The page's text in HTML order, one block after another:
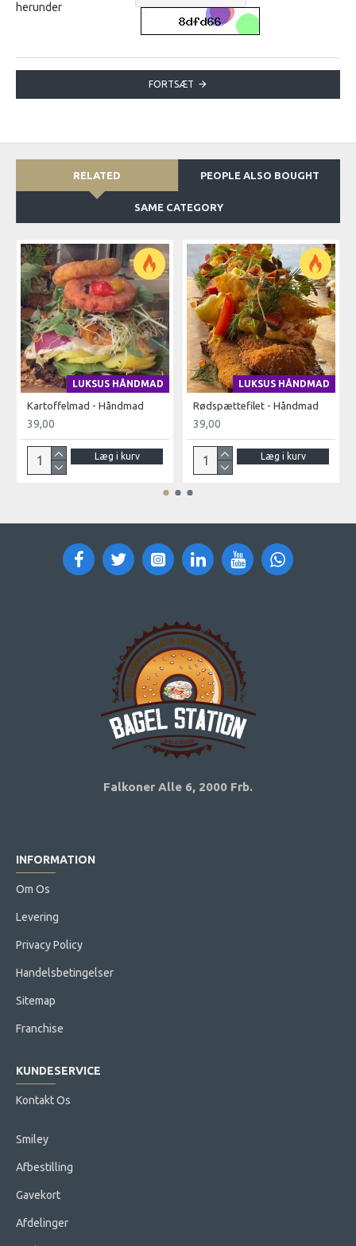
herunder
FORTSÆT
RELATED PEOPLE ALSO BOUGHT
SAME CATEGORY
LUKSUS HÅNDMAD
Kartoffelmad - Håndmad
39,00
Læg i kurv
LUKSUS HÅNDMAD
Rødspættefilet - Håndmad
39,00
Læg i kurv
Falkoner Alle 6, 2000 Frb.
INFORMATION
Om Os
Levering
Privacy Policy
Handelsbetingelser
Sitemap
Franchise
KUNDESERVICE
Kontakt Os
Smiley
Afbestilling
Gavekort
Afdelinger